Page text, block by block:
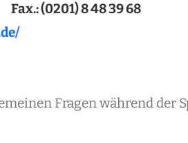
Fax.: (0201) 8 48 39 68
Fragen während der